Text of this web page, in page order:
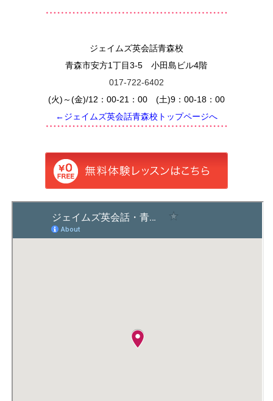
ジェイムズ英会話青森校
青森市安方1丁目3-5 小田島ビル4階
017-722-6402
(火)～(金)/12：00-21：00 (土)9：00-18：00
←ジェイムズ英会話青森校トップページへ